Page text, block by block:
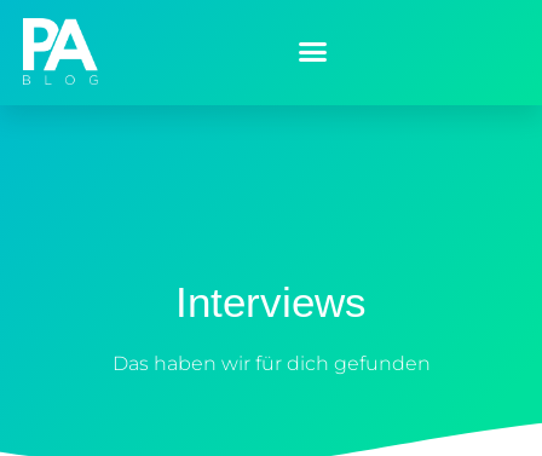
Interviews
Das haben wir für dich gefunden